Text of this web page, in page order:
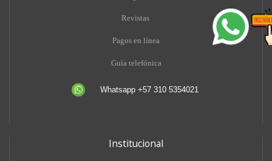
Revistas
Pagos en línea
Guía telefónica
Whatsapp +57 310 5354021
Institucional